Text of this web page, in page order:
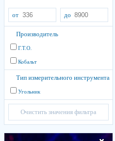
от до
Производитель
Г.Т.О.
Кобальт
Тип измерительного инструмента
Угольник
Очистить значения фильтра